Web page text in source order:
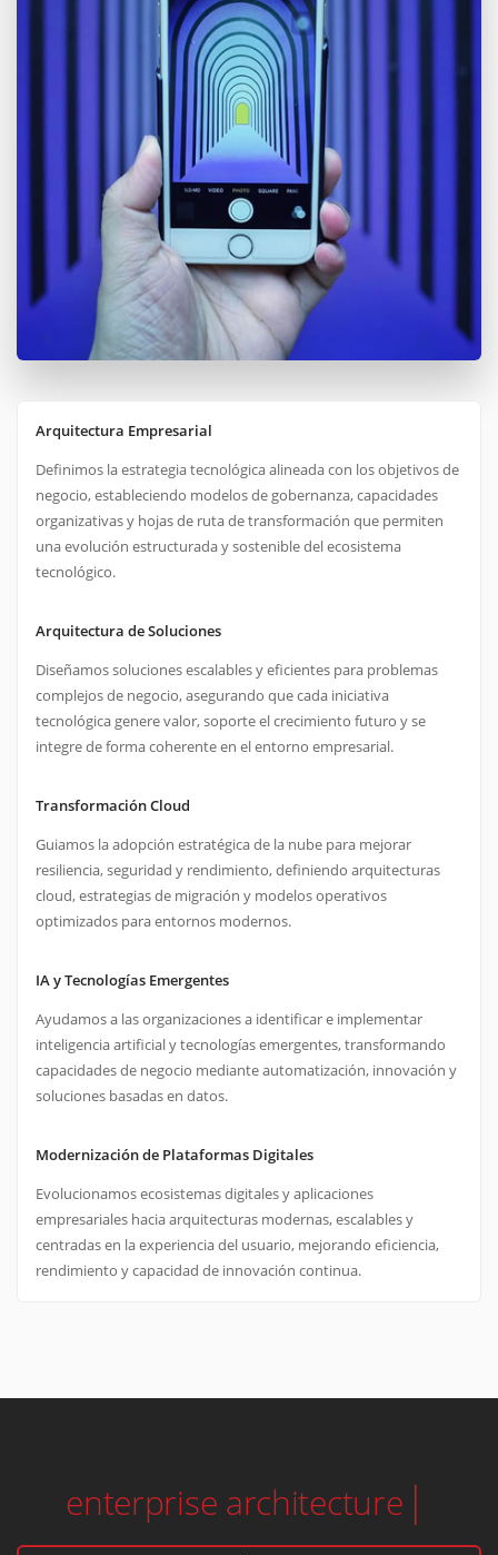
Arquitectura Empresarial
Definimos la estrategia tecnológica alineada con los objetivos de
negocio, estableciendo modelos de gobernanza, capacidades
organizativas y hojas de ruta de transformación que permiten
una evolución estructurada y sostenible del ecosistema
tecnológico.
Arquitectura de Soluciones
Diseñamos soluciones escalables y eficientes para problemas
complejos de negocio, asegurando que cada iniciativa
tecnológica genere valor, soporte el crecimiento futuro y se
integre de forma coherente en el entorno empresarial.
Transformación Cloud
Guiamos la adopción estratégica de la nube para mejorar
resiliencia, seguridad y rendimiento, definiendo arquitecturas
cloud, estrategias de migración y modelos operativos
optimizados para entornos modernos.
IA y Tecnologías Emergentes
Ayudamos a las organizaciones a identificar e implementar
inteligencia artificial y tecnologías emergentes, transformando
capacidades de negocio mediante automatización, innovación y
soluciones basadas en datos.
Modernización de Plataformas Digitales
Evolucionamos ecosistemas digitales y aplicaciones
empresariales hacia arquitecturas modernas, escalables y
centradas en la experiencia del usuario, mejorando eficiencia,
rendimiento y capacidad de innovación continua.
solutio